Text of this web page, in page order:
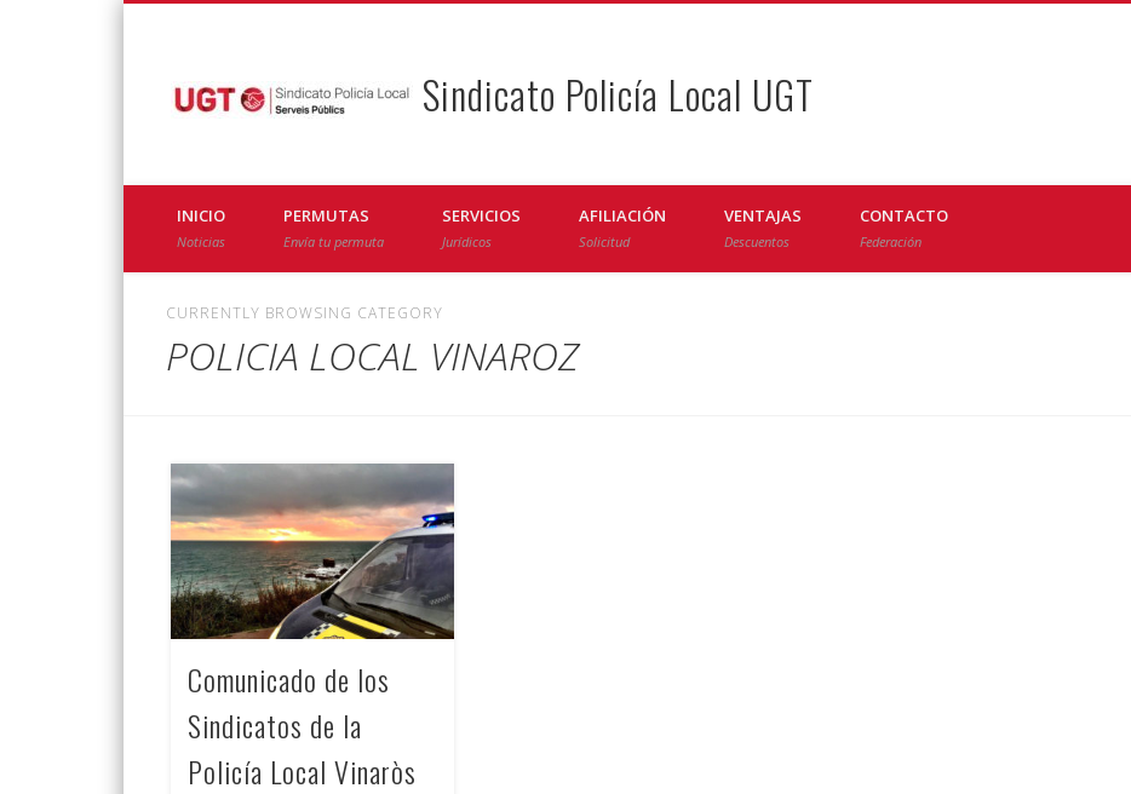
Sindicato Policía Local UGT
FacebookTwitter
INICIO
Noticias
PERMUTAS
Envía tu permuta
SERVICIOS
Jurídicos
AFILIACIÓN
Solicitud
VENTAJAS
Descuentos
CONTACTO
Federación
CURRENTLY BROWSING CATEGORY
POLICIA LOCAL VINAROZ
Comunicado de los
Sindicatos de la
Policía Local Vinaròs